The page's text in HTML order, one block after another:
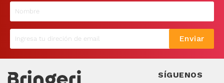
9.
sommier
10. smart tv
Enviar
SÍGUENOS